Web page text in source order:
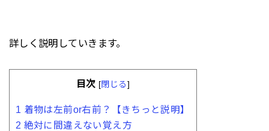
詳しく説明していきます。
目次 [閉じる]
1 着物は左前or右前？【きちっと説明】
2 絶対に間違えない覚え方